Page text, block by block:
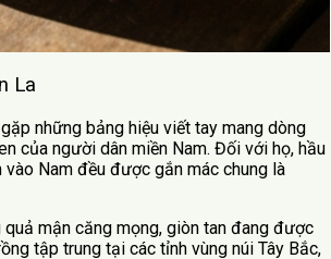
La
những bảng hiệu viết tay mang dòng
của người dân miền Nam. Đối với họ, hầu
Nam đều được gắn mác chung là
mận căng mọng, giòn tan đang được
tập trung tại các tỉnh vùng núi Tây Bắc,